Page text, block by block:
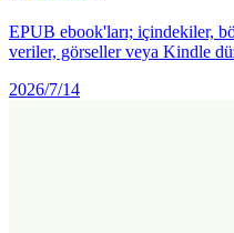
EPUB ebook'ları; içindekiler,
veriler, görseller veya Kindle
2026/7/14